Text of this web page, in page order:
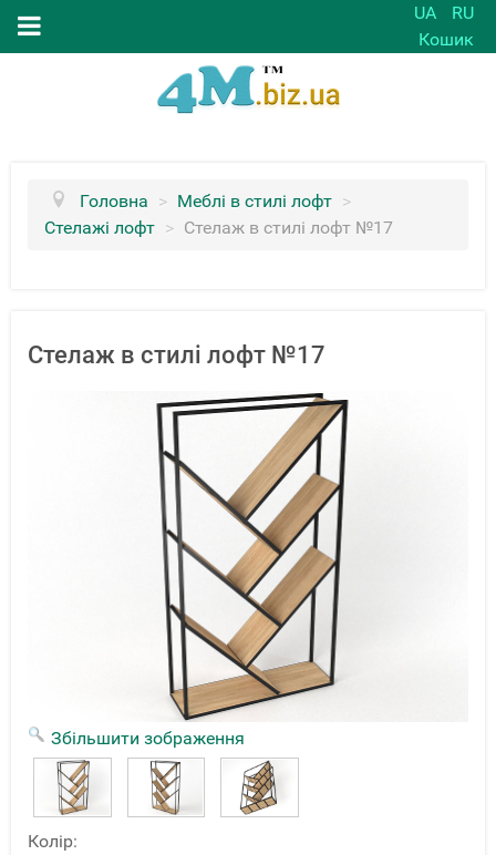
UA
RU
Кошик
Головна > Меблі в стилі лофт >
Стелажі лофт > Стелаж в стилі лофт №17
Стелаж в стилі лофт №17
Збільшити зображення
Колір: